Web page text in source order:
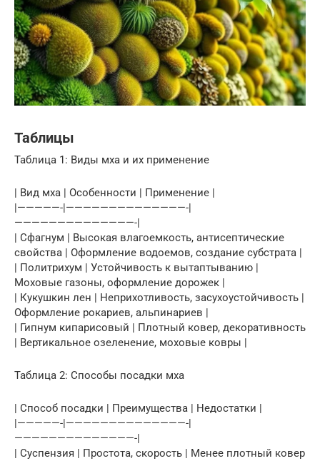
Таблицы
Таблица 1: Виды мха и их применение
| Вид мха | Особенности | Применение |
|—————-|——————————————-|
——————————————-|
| Сфагнум | Высокая влагоемкость, антисептические
свойства | Оформление водоемов, создание субстрата |
| Политрихум | Устойчивость к вытаптыванию |
Моховые газоны, оформление дорожек |
| Кукушкин лен | Неприхотливость, засухоустойчивость |
Оформление рокариев, альпинариев |
| Гипнум кипарисовый | Плотный ковер, декоративность
| Вертикальное озеленение, моховые ковры |
Таблица 2: Способы посадки мха
| Способ посадки | Преимущества | Недостатки |
|—————-|——————————————-|
——————————————-|
| Суспензия | Простота, скорость | Менее плотный ковер